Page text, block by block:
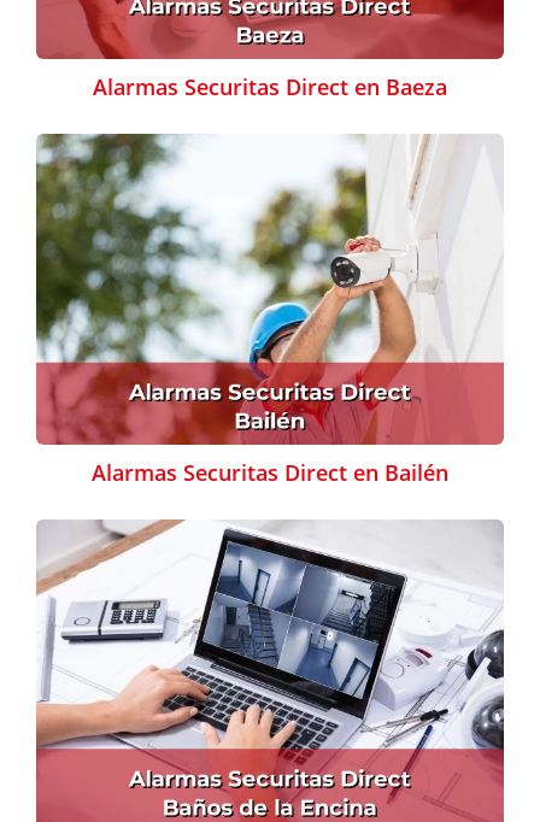
Alarmas Securitas Direct en Baeza
Alarmas Securitas Direct en Bailén